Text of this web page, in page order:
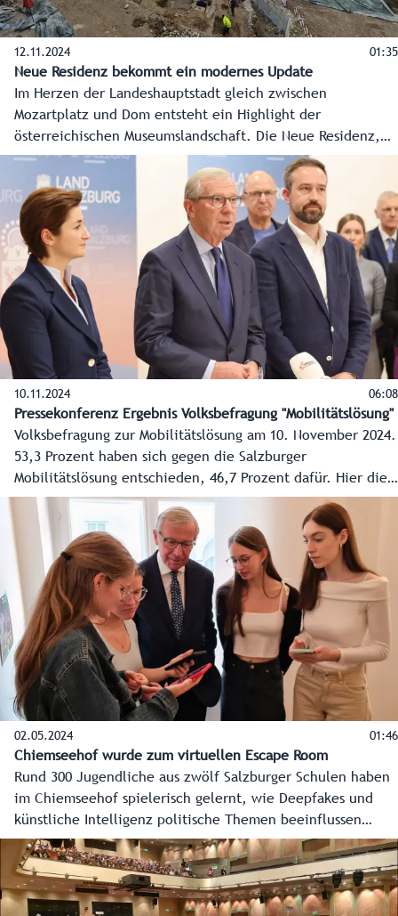
12.11.2024 01:35
Neue Residenz bekommt ein modernes Update
Im Herzen der Landeshauptstadt gleich zwischen
Mozartplatz und Dom entsteht ein Highlight der
österreichischen Museumslandschaft. Die Neue Residenz,
schon bisher Sitz des Salzburg Museum, wird zu einem
einzigartigen Kulturareal erweitert und beherbergt ab 2027
das neugeschaffene „Belvedere Salzburg“. Bei einer
Pressekonferenz wurde am 12. November der Startschuss
für die nächste Phase, den Start der Sanierung, gegeben.
10.11.2024 06:08
Pressekonferenz Ergebnis Volksbefragung "Mobilitätslösung"
Volksbefragung zur Mobilitätslösung am 10. November 2024.
53,3 Prozent haben sich gegen die Salzburger
Mobilitätslösung entschieden, 46,7 Prozent dafür. Hier die
ersten Reaktionen der Spitzen der Landesregierung.
02.05.2024 01:46
Chiemseehof wurde zum virtuellen Escape Room
Rund 300 Jugendliche aus zwölf Salzburger Schulen haben
im Chiemseehof spielerisch gelernt, wie Deepfakes und
künstliche Intelligenz politische Themen beeinflussen
können. Angesichts der EU-Wahl am 9. Juni eine wichtige
Erkenntnis. Genutzt wurde dafür das Augmented-Reality-
Spiel Escape Fake 2.0.